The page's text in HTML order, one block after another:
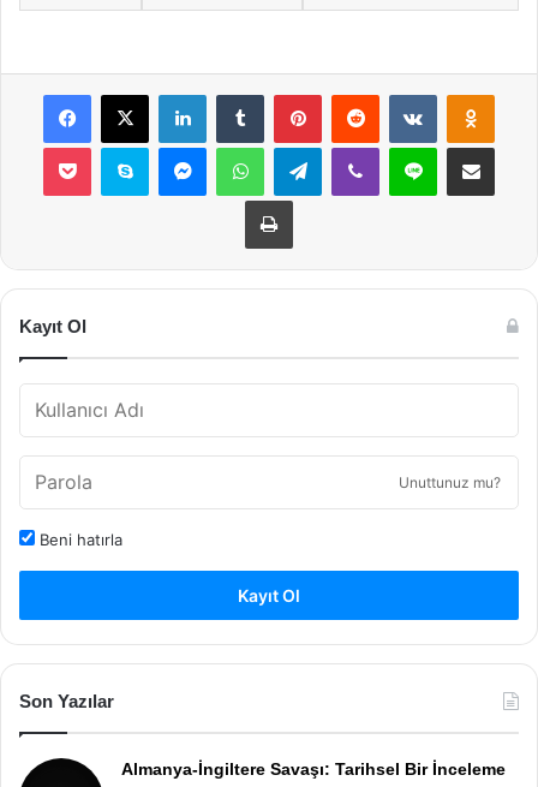
Facebook
X LinkedInTumblr PinterestReddit VKontakte
Pocket Skype MessengerWhatsAppTelegramViber Line E-Posta ile
Yazdır
Kayıt Ol
Unuttunuz mu?
Beni hatırla
Kayıt Ol
Son Yazılar
Almanya-İngiltere Savaşı: Tarihsel Bir İnceleme